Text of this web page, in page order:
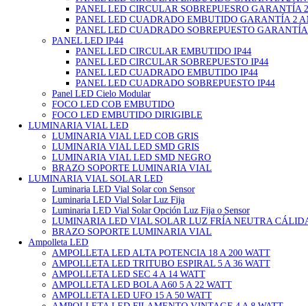
PANEL LED CIRCULAR SOBREPUESRO GARANTÍA
PANEL LED CUADRADO EMBUTIDO GARANTÍA 2
PANEL LED CUADRADO SOBREPUESTO GARANTÍA
PANEL LED IP44
PANEL LED CIRCULAR EMBUTIDO IP44
PANEL LED CIRCULAR SOBREPUESTO IP44
PANEL LED CUADRADO EMBUTIDO IP44
PANEL LED CUADRADO SOBREPUESTO IP44
Panel LED Cielo Modular
FOCO LED COB EMBUTIDO
FOCO LED EMBUTIDO DIRIGIBLE
LUMINARIA VIAL LED
LUMINARIA VIAL LED COB GRIS
LUMINARIA VIAL LED SMD GRIS
LUMINARIA VIAL LED SMD NEGRO
BRAZO SOPORTE LUMINARIA VIAL
LUMINARIA VIAL SOLAR LED
Luminaria LED Vial Solar con Sensor
Luminaria LED Vial Solar Luz Fija
Luminaria LED Vial Solar Opción Luz Fija o Sensor
LUMINARIA LED VIAL SOLAR LUZ FRÍA NEUTRA
BRAZO SOPORTE LUMINARIA VIAL
Ampolleta LED
AMPOLLETA LED ALTA POTENCIA 18 A 200 WATT
AMPOLLETA LED TRITUBO ESPIRAL 5 A 36 WATT
AMPOLLETA LED SEC 4 A 14 WATT
AMPOLLETA LED BOLA A60 5 A 22 WATT
AMPOLLETA LED UFO 15 A 50 WATT